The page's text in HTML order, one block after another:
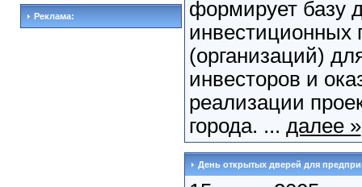
Реклама:
формирует базу
инвестиционных
(организаций)
инвесторов и
реализации
города. ... далее »
День открытых дверей для